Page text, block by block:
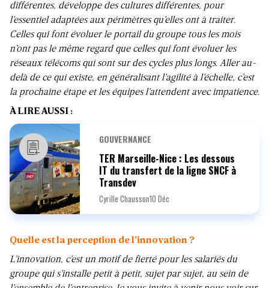
différentes, développe des cultures différentes, pour
l’essentiel adaptées aux périmètres qu’elles ont à traiter.
Celles qui font évoluer le portail du groupe tous les mois
n’ont pas le même regard que celles qui font évoluer les
réseaux télécoms qui sont sur des cycles plus longs. Aller au-
delà de ce qui existe, en généralisant l’agilité à l’échelle, c’est
la prochaine étape et les équipes l’attendent avec impatience.
À LIRE AUSSI :
GOUVERNANCE
TER Marseille-Nice : Les dessous
IT du transfert de la ligne SNCF à
Transdev
Cyrille Chausson10 Déc
Quelle est la perception de l’innovation ?
L’innovation, c’est un motif de fierté pour les salariés du
groupe qui s’installe petit à petit, sujet par sujet, au sein de